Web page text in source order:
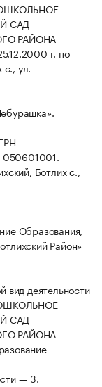
САД
РАЙОНА
г. по
с., ул.
Ботлих с.,
Образования,
Район»
вид деятельности
САД
РАЙОНА
— 3.